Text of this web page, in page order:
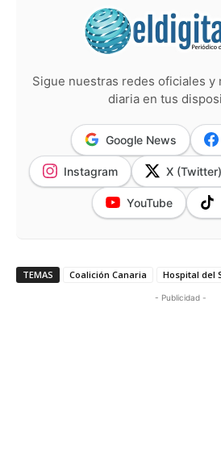
Sigue nuestras redes oficiales y
diaria en tus
Google News
Instagram X (Twitter)
YouTube
TEMAS Coalición Canaria Hospital del
- Publicidad -